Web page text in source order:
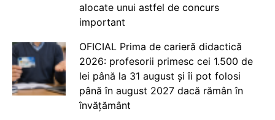
alocate unui astfel de concurs
important
OFICIAL Prima de carieră didactică
2026: profesorii primesc cei 1.500 de
lei până la 31 august și îi pot folosi
până în august 2027 dacă rămân în
învățământ